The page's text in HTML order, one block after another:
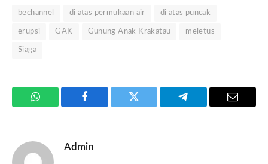
bechannel di atas permukaan air di atas puncak
erupsi GAK Gunung Anak Krakatau meletus
Siaga
WhatsApp Facebook Twitter Telegram Email
Admin